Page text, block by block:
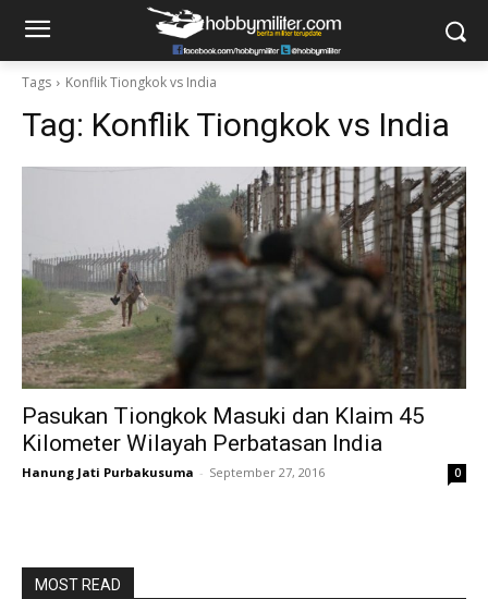
Tags Konflik Tiongkok vs India
Tag: Konflik Tiongkok vs India
Pasukan Tiongkok Masuki dan Klaim 45
Kilometer Wilayah Perbatasan India
Hanung Jati Purbakusuma - September 27, 2016 0
MOST READ